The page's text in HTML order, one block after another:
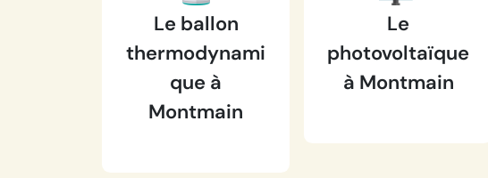
Le ballon
thermodynami
que à
Montmain
Le
photovoltaïque
à Montmain